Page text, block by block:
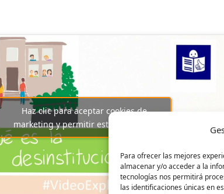
Para ofrecer las mejores
almacenar y/o acceder a la
tecnologías nos permitirá
las identificaciones únicas en
Haz clic para aceptar cookies de
marketing y permitir este contenido